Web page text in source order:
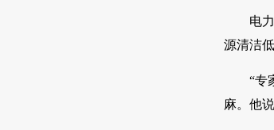
电
源清洁
“专
麻。他